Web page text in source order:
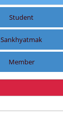
Student
Sankhyatmak
Member